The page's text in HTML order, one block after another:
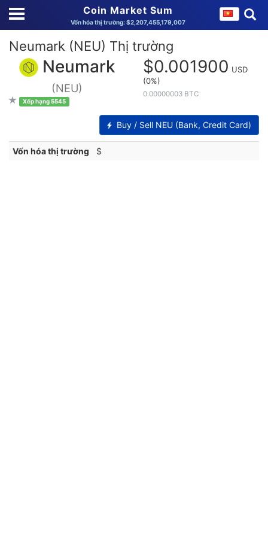
Coin Market Sum
Vốn hóa thị trường: $2,207,455,179,007
Neumark (NEU) Thị trường
Neumark
(NEU)
Xếp hạng 5545
$0.001900 USD
(0%)
0.00000003 BTC
Buy / Sell NEU (Bank, Credit Card)
Vốn hóa thị trường $